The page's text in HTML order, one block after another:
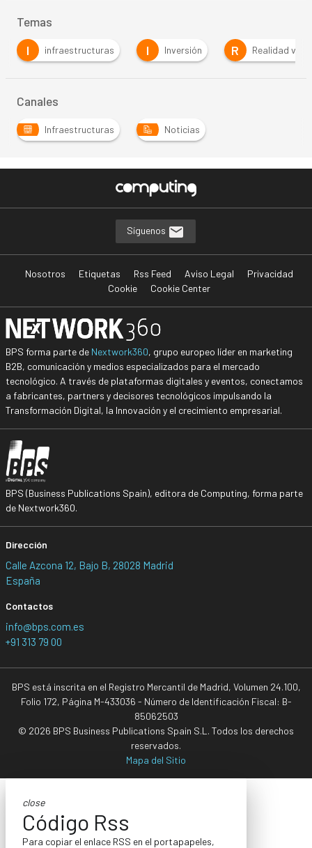
Temas
I
infraestructuras I Inversión R Realidad
Canales
Infraestructuras Noticias
Síguenos
Nosotros Etiquetas Rss Feed Aviso Legal
Privacidad
Cookie
Cookie Center
BPS forma parte de Nextwork360, grupo europeo líder en marketing
B2B, comunicación y medios especializados para el mercado
tecnológico. A través de plataformas digitales y eventos, conectamos
a fabricantes, partners y decisores tecnológicos impulsando la
Transformación Digital, la Innovación y el crecimiento empresarial.
BPS (Business Publications Spain), editora de Computing, forma parte
de Nextwork360.
Dirección
Calle Azcona 12, Bajo B, 28028 Madrid
España
Contactos
info@bps.com.es
+91 313 79 00
BPS está inscrita en el Registro Mercantil de Madrid, Volumen 24.100,
Folio 172, Página M-433036 - Número de Identificación Fiscal: B-
85062503
© 2026 BPS Business Publications Spain S.L. Todos los derechos
reservados.
Mapa del Sitio
close
Código Rss
Para copiar el enlace RSS en el portapapeles,